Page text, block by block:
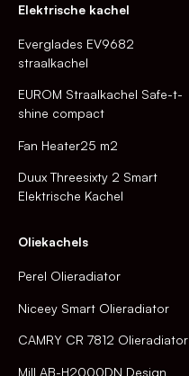
Elektrische kachel
Everglades EV9682
straalkachel
EUROM Straalkachel Safe-t-
shine compact
Fan Heater25 m2
Duux Threesixty 2 Smart
Elektrische Kachel
Oliekachels
Perel Olieradiator
Niceey Smart Olieradiator
CAMRY CR 7812 Olieradiator
Mill AB-H2000DN Design